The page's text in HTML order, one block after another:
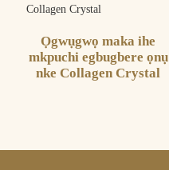
Ọgwụgwọ maka ihe
mkpuchi egbugbere ọnụ
nke Collagen Crystal